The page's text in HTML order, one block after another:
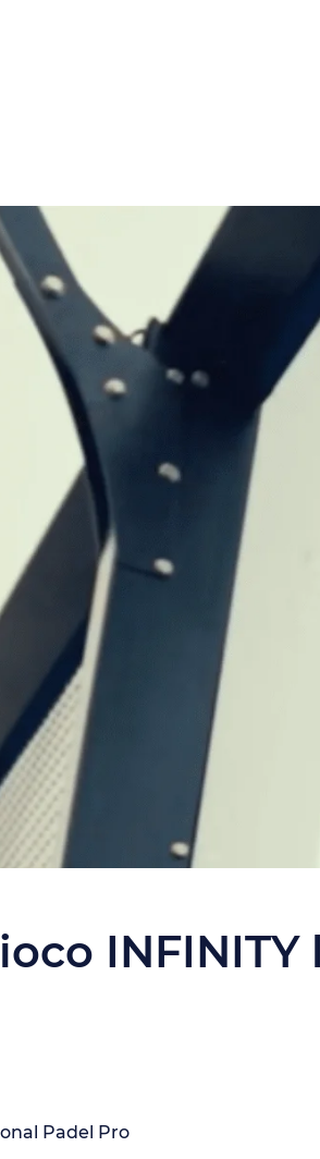
Padel Pro